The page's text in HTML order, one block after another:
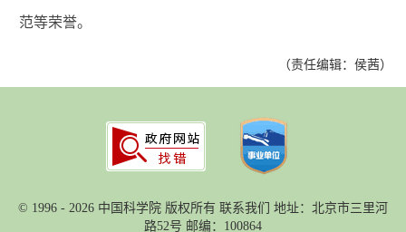
范等荣誉。
（责任编辑：侯茜）
© 1996 - 2026 中国科学院 版权所有 联系我们
地址：北京市三里河
路52号 邮编：100864